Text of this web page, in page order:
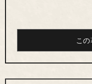
こ